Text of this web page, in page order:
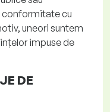
conformitate cu
uneori suntem
impuse de
DE